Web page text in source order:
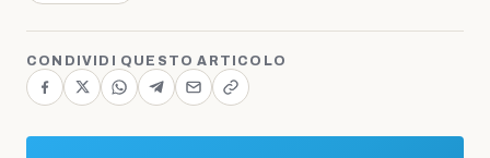
CONDIVIDI QUESTO ARTICOLO